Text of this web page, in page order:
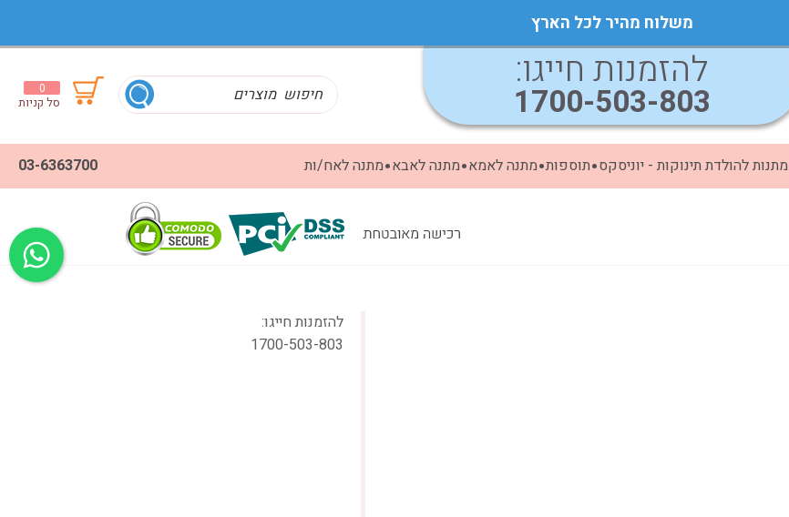
משלוח מהיר לכל הארץ
להזמנות חייגו:
1700-503-803
0
סל קניות
מתנות להולדת תינוקות - יוניסקס תוספות מתנה לאמא מתנה לאבא מתנה לאח/ות 03-6363700
להזמנות חייגו:
1700-503-803